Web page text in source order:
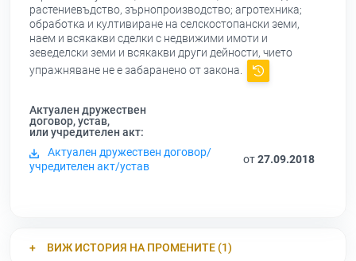
растениевъдство, зърнопроизводство; агротехника;
обработка и култивиране на селскостопански земи,
наем и всякакви сделки с недвижими имоти и
зеведелски земи и всякакви други дейности, чието
упражняване не е забаранено от закона.
Актуален дружествен
договор, устав,
или учредителен акт:
Актуален дружествен договор/
учредителен акт/устав
от27.09.2018
ВИЖ ИСТОРИЯ НА ПРОМЕНИТЕ (1)